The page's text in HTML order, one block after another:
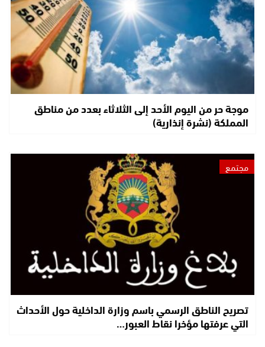
موجة حر من اليوم الأحد إلى الثلاثاء بعدد من مناطق
المملكة (نشرة إنذارية)
مجتمع
تصريح الناطق الرسمي باسم وزارة الداخلية حول الأحداث
التي عرفتها مؤخرا نقاط العبور…